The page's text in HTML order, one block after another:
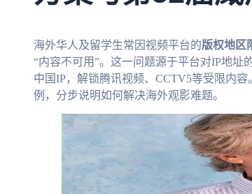
海外华人及留学生常因视频平台的版权地区
“内容不可用”。这一问题源于平台对IP地址
中国IP，解锁腾讯视频、CCTV5等受限内
例，分步说明如何解决海外观影难题。